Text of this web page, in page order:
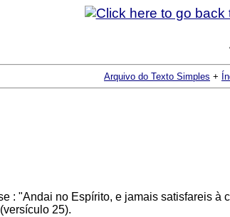
Arquivo do Texto Simples +
: "Andai no Espírito, e jamais satisfareis
25).